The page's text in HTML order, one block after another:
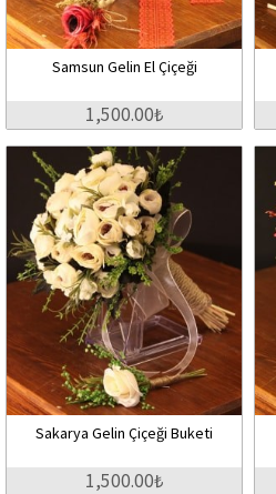
Samsun Gelin El Çiçeği
1,500.00₺
Sakarya Gelin Çiçeği Buketi
1,500.00₺